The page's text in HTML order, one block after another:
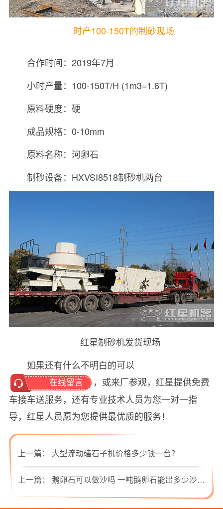
时产100-150T的制砂现场
合作时间：2019年7月
小时产量：100-150T/H (1m3=1.6T)
原料硬度：硬
成品规格：0-10mm
原料名称：河卵石
制砂设备：HXVSI8518制砂机两台
红星制砂机发货现场
如果还有什么不明白的可以
在线留言
，或来厂参观，红星提供免费
车接车送服务，还有专业技术人员为您一对一指
导，红星人员愿为您提供最优质的服务！
上一篇： 大型流动磕石子机价格多少钱一台？
上一篇： 鹅卵石可以做沙吗 一吨鹅卵石能出多少沙子？